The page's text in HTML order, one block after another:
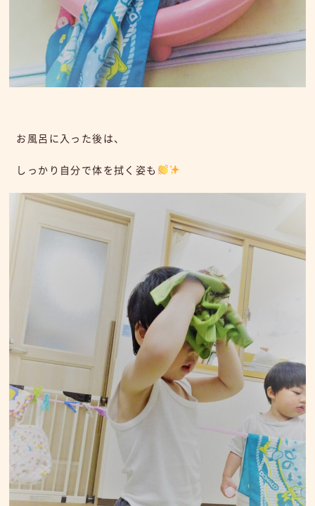
お風呂に入った後は、
しっかり自分で体を拭く姿も